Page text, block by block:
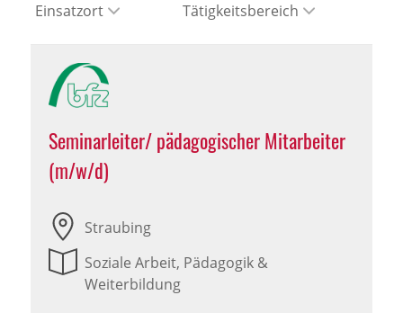
Einsatzort
Tätigkeitsbereich
Seminarleiter/ pädagogischer Mitarbeiter
(m/w/d)
Straubing
Soziale Arbeit, Pädagogik &
Weiterbildung